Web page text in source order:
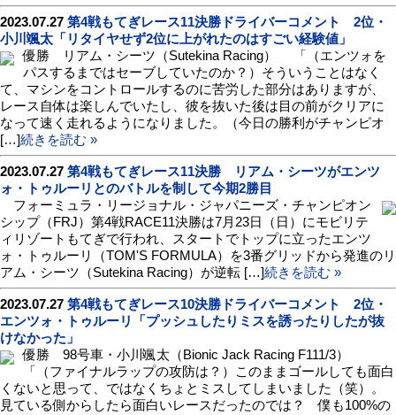
2023.07.27 第4戦もてぎレース11決勝ドライバーコメント 2位・
小川颯太「リタイヤせず2位に上がれたのはすごい経験値」
優勝 リアム・シーツ（Sutekina Racing） 「（エンツォを
パスするまではセーブしていたのか？）そういうことはなく
て、マシンをコントロールするのに苦労した部分はありますが、
レース自体は楽しんでいたし、彼を抜いた後は目の前がクリアに
なって速く走れるようになりました。（今日の勝利がチャンピオ
[…]続きを読む »
2023.07.27 第4戦もてぎレース11決勝 リアム・シーツがエンツ
ォ・トゥルーリとのバトルを制して今期2勝目
フォーミュラ・リージョナル・ジャパニーズ・チャンピオン
シップ（FRJ）第4戦RACE11決勝は7月23日（日）にモビリテ
ィリゾートもてぎで行われ、スタートでトップに立ったエンツ
ォ・トゥルーリ（TOM'S FORMULA）を3番グリッドから発進のリ
アム・シーツ（Sutekina Racing）が逆転 […]続きを読む »
2023.07.27 第4戦もてぎレース10決勝ドライバーコメント 2位・
エンツォ・トゥルーリ「プッシュしたりミスを誘ったりしたが抜
けなかった」
優勝 98号車・小川颯太（Bionic Jack Racing F111/3）
「（ファイナルラップの攻防は？）このままゴールしても面白
くないと思って、ではなくちょとミスしてしまいました（笑）。
見ている側からしたら面白いレースだったのでは？ 僕も100%の